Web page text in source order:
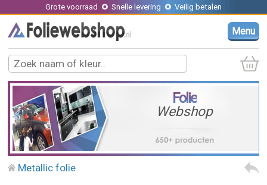
Grote voorraad Snelle levering Veilig betalen
Menu
Folie
Webshop
Metallic folie